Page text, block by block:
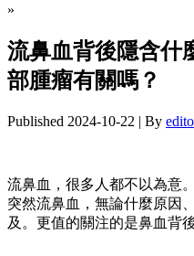
»
流鼻血背後隱含什
部腫瘤有關嗎？
Published 2024-10-22 | By
流鼻血，很多人都不以為意
突然流鼻血，無論什麼原因
及。更值的關注的是鼻血背